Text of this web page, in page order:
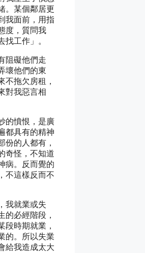
。某個鄰居更
我面前，用指
度，質問我
找工作」。
阻礙他們走
壞他們的東
不拖欠房租，
對我惡言相
的憤恨，是廣
都具有的精神
份的人都有，
奇怪，不知道
病。反而覺的
不這樣反而不
我就業或失
的必經階段，
段時期就業，
的。所以失業
給我造成太大